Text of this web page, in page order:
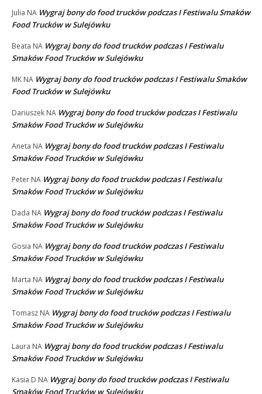
Julia NA Wygraj bony do food trucków podczas I Festiwalu Smaków
Food Trucków w Sulejówku
Beata NA Wygraj bony do food trucków podczas I Festiwalu
Smaków Food Trucków w Sulejówku
MK NA Wygraj bony do food trucków podczas I Festiwalu Smaków
Food Trucków w Sulejówku
Dariuszek NA Wygraj bony do food trucków podczas I Festiwalu
Smaków Food Trucków w Sulejówku
Aneta NA Wygraj bony do food trucków podczas I Festiwalu
Smaków Food Trucków w Sulejówku
Peter NA Wygraj bony do food trucków podczas I Festiwalu
Smaków Food Trucków w Sulejówku
Dada NA Wygraj bony do food trucków podczas I Festiwalu
Smaków Food Trucków w Sulejówku
Gosia NA Wygraj bony do food trucków podczas I Festiwalu
Smaków Food Trucków w Sulejówku
Marta NA Wygraj bony do food trucków podczas I Festiwalu
Smaków Food Trucków w Sulejówku
Tomasz NA Wygraj bony do food trucków podczas I Festiwalu
Smaków Food Trucków w Sulejówku
Laura NA Wygraj bony do food trucków podczas I Festiwalu
Smaków Food Trucków w Sulejówku
Kasia D NA Wygraj bony do food trucków podczas I Festiwalu